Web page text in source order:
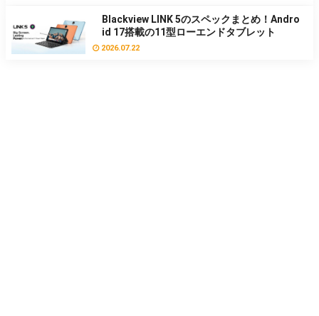
Blackview LINK 5のスペックまとめ！Andro
id 17搭載の11型ローエンドタブレット
2026.07.22